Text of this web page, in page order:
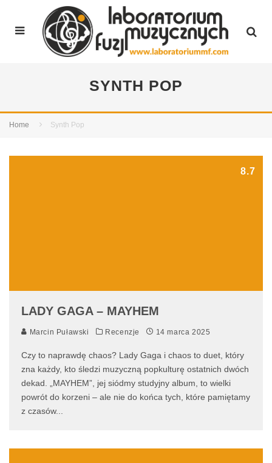
SYNTH POP
Home Synth Pop
8.7
LADY GAGA – MAYHEM
Marcin Puławski Recenzje 14 marca 2025
Czy to naprawdę chaos? Lady Gaga i chaos to duet, który
zna każdy, kto śledzi muzyczną popkulturę ostatnich dwóch
dekad. „MAYHEM”, jej siódmy studyjny album, to wielki
powrót do korzeni – ale nie do końca tych, które pamiętamy
z czasów...